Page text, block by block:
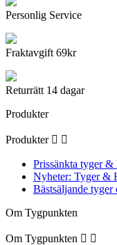
Personlig Service
Fraktavgift 69kr
Returrätt 14 dagar
Produkter
Produkter  
Prissänkta tyger
Nyheter: Tyger &
Bästsäljande
Om Tygpunkten
Om Tygpunkten  